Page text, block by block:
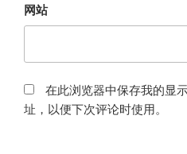
网站
在此浏览器中保存我的显
址，以便下次评论时使用。